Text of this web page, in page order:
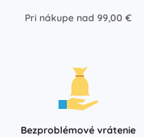
Pri nákupe nad 99,00 €
Bezproblémové vrátenie